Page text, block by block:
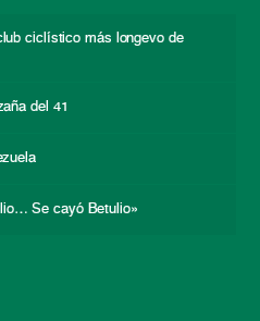
ciclístico más longevo de
del 41
Se cayó Betulio»